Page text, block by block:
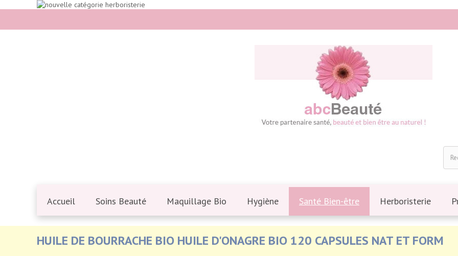
Accueil Soins Beauté Maquillage Bio Hygiène Santé Bien-être Herboristerie
HUILE DE BOURRACHE BIO HUILE D'ONAGRE BIO 120 CAPSULES NAT ET FORM